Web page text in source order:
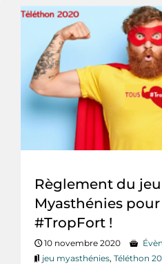
Règlement du
Myasthénies
#TropFort !
10 novembre 2020
jeu myasthénies, Téléthon